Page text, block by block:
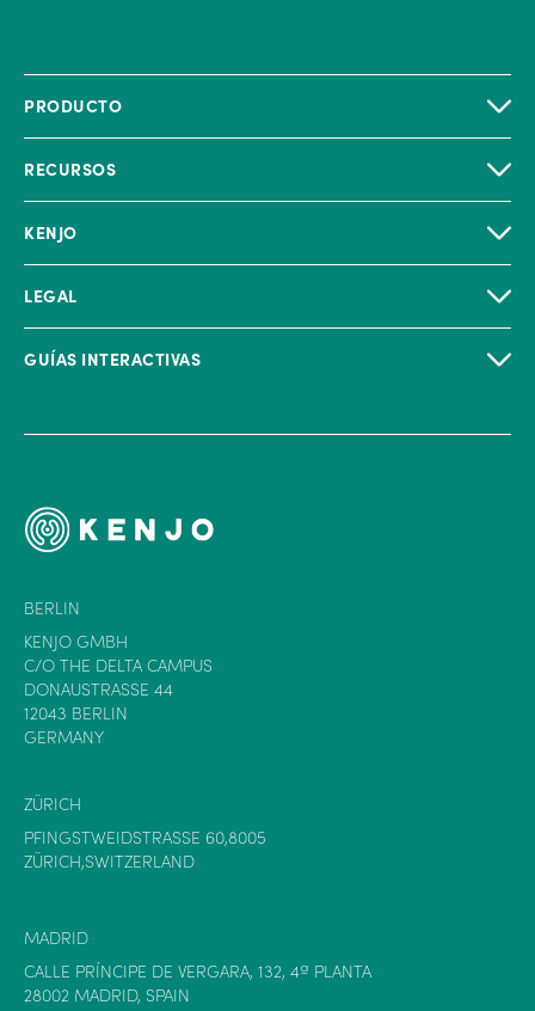
PRODUCTO
RECURSOS
KENJO
LEGAL
GUÍAS INTERACTIVAS
BERLIN
KENJO GMBH
C/O THE DELTA CAMPUS
DONAUSTRASSE 44
12043 BERLIN
GERMANY
ZÜRICH
PFINGSTWEIDSTRASSE 60,8005
ZÜRICH,SWITZERLAND
MADRID
CALLE PRÍNCIPE DE VERGARA, 132, 4ª PLANTA
28002 MADRID, SPAIN